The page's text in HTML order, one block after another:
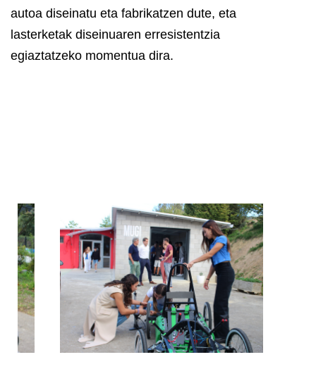
autoa diseinatu eta fabrikatzen dute, eta
lasterketak diseinuaren erresistentzia
egiaztatzeko momentua dira.